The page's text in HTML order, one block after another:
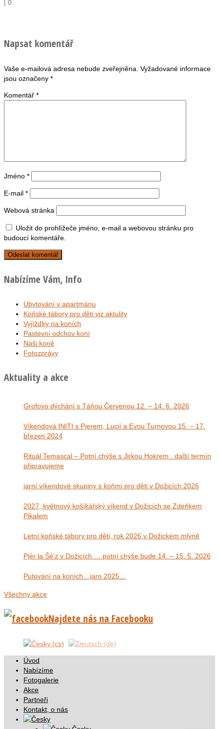
| 0
Napsat komentář
Vaše e-mailová adresa nebude zveřejněna. Vyžadované informace
jsou označeny *
Komentář *
Jméno *
E-mail *
Webová stránka
Uložit do prohlížeče jméno, e-mail a webovou stránku pro
budoucí komentáře.
Nabízíme Vám, Info
Ubytování v apartmánu
Koňské tábory pro děti viz aktulity
Vyjížďky na koních
Pastevní odchov koní
Naši koně
Fotozprávy
Aktuality a akce
Grofovo dýchání s Táňou Červenou 12. – 14. 6. 2026
Víkendová INITI s Pjerem, Lucií a Evou Turnovou 15. – 17.
březen 2024
Rituál Temascal – Potní chýše s Jirkou Hokrem . další termín
připravujeme
jarní víkendové skupiny s koňmi pro děti v Dožicích 2026
2027, květnový košíkářský víkend v Dožicích se Zdeňkem
Pikalem
Letní koňské tábory pro děti, rok 2026 v Dožickém mlýně
Pjér la Šé’z v Dožicích … potní chýše bude 14. – 15. 5. 2026
Putování na koních…jaro 2025…
Všechny akce
Najdete nás na Facebooku
Úvod
Nabízíme
Fotogalerie
Akce
Partneři
Kontakt, o nás